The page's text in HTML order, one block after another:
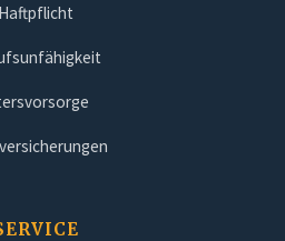
Haftpflicht